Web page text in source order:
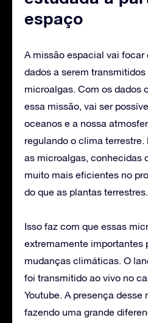
espaço
A missão espacial vai
dados a serem
microalgas. Com os dados
essa missão, vai ser
oceanos e a nossa
regulando o clima
as microalgas, conhecidas
muito mais eficientes no
do que as plantas terrestres.
Isso faz com que essas
extremamente importantes
mudanças climáticas. O
foi transmitido ao vivo no
Youtube. A presença desse
fazendo uma grande